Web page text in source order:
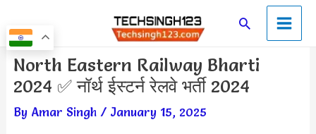
to
content
SearchMain
Menu
North Eastern Railway Bharti
2024 ✅ नॉर्थ ईस्टर्न रेलवे भर्ती 2024
By Amar Singh / January 15, 2025
Post
navigation